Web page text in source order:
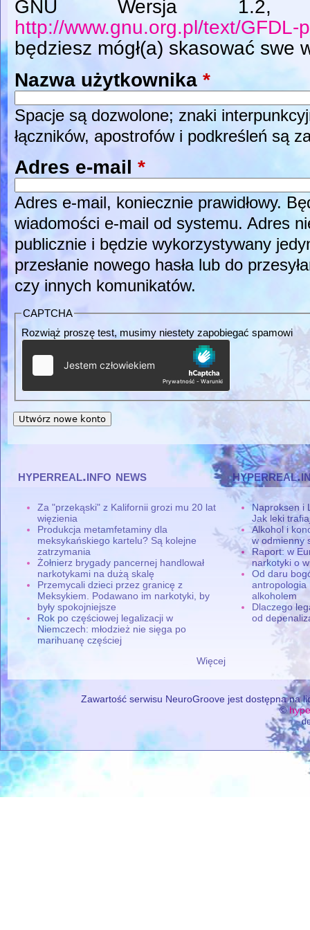
GNU Wersja 1.2,
http://www.gnu.org.pl/text/GFDL-
będziesz mógł(a) skasować swe
Nazwa użytkownika *
Spacje są dozwolone; znaki
łączników, apostrofów i podkreśleń są
Adres e-mail *
Adres e-mail, koniecznie prawidłowy.
wiadomości e-mail od systemu. Adres
publicznie i będzie wykorzystywany
przesłanie nowego hasła lub do
czy innych komunikatów.
CAPTCHA
Rozwiąż proszę test, musimy niestety zapobiegać spamowi
hyperreal.info news
Za "przekąski" z Kalifornii grozi mu 20 lat
więzienia
Produkcja metamfetaminy dla
meksykańskiego kartelu? Są kolejne
zatrzymania
Żołnierz brygady pancernej handlował
narkotykami na dużą skalę
Przemycali dzieci przez granicę z
Meksykiem. Podawano im narkotyki, by
były spokojniejsze
Rok po częściowej legalizacji w
Niemczech: młodzież nie sięga po
marihuanę częściej
Więcej
Naproksen i
Jak leki
Alkohol i
w odmienny
Raport: w
narkotyki o
Od daru
antropologia
alkoholem
Dlaczego
od
Zawartość serwisu NeuroGroove jest dostępna na
©